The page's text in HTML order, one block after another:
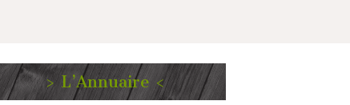
> L’Annuaire <